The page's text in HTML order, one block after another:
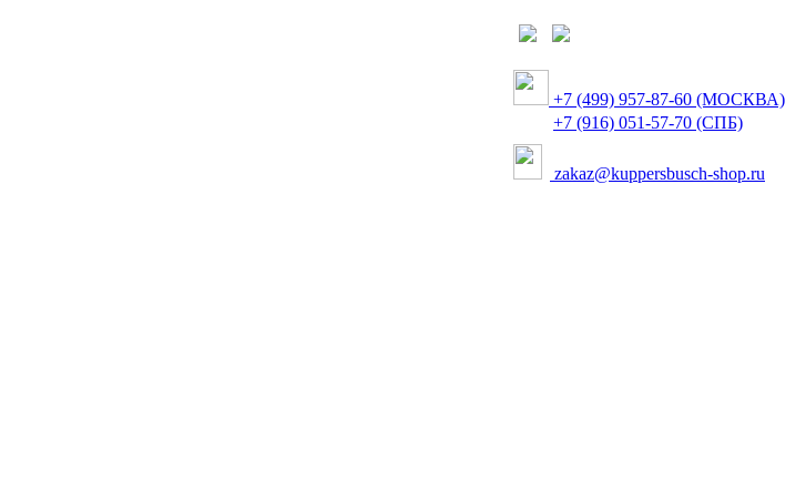
+7 (499) 957-87-60 (МОСКВА)
+7 (916) 051-57-70 (СПБ)
zakaz@kuppersbusch-shop.ru